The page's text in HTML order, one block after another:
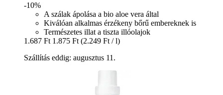
-10%
A szálak ápolása a bio aloe vera által
Kiválóan alkalmas érzékeny bőrű embereknek is
Természetes illat a tiszta illóolajok
1.687 Ft 1.875 Ft (2.249 Ft / l)
Szállítás eddig: augusztus 11.